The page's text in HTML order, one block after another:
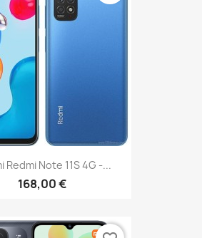
Redmi Note 11S 4G -...
168,00 €